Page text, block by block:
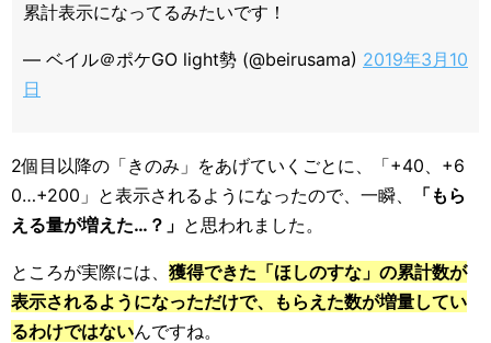
累計表示になってるみたいです！
— ベイル＠ポケGO light勢 (@beirusama) 2019年3月10
日
2個目以降の「きのみ」をあげていくごとに、「+40、+6
0…+200」と表示されるようになったので、一瞬、
「もら
える量が増えた…？」 と思われました。
ところが実際には、 獲得できた「ほしのすな」の累計数が
表示されるようになっただけで、もらえた数が増量してい
るわけではないんですね。